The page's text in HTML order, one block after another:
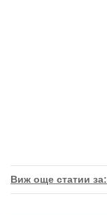
Виж още статии за: